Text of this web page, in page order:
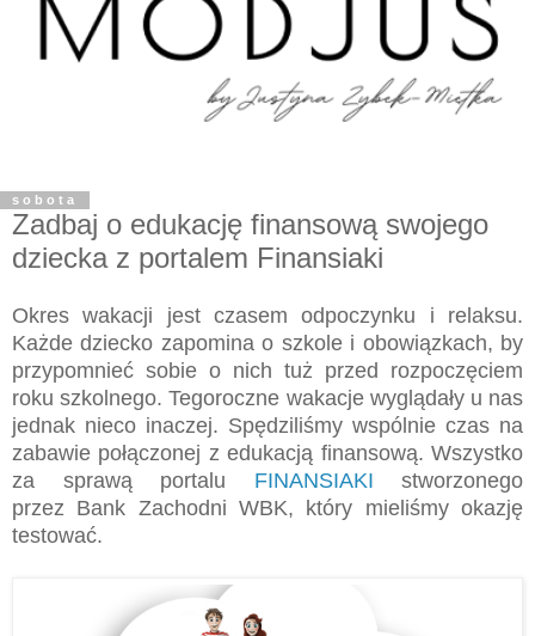
sobota
Zadbaj o edukację finansową swojego
dziecka z portalem Finansiaki
Okres wakacji jest czasem odpoczynku i relaksu.
Każde dziecko zapomina o szkole i obowiązkach, by
przypomnieć sobie o nich tuż przed rozpoczęciem
roku szkolnego. Tegoroczne wakacje wyglądały u nas
jednak nieco inaczej. Spędziliśmy wspólnie czas na
zabawie połączonej z edukacją finansową. Wszystko
za sprawą portalu FINANSIAKI stworzonego
przez Bank Zachodni WBK, który mieliśmy okazję
testować.